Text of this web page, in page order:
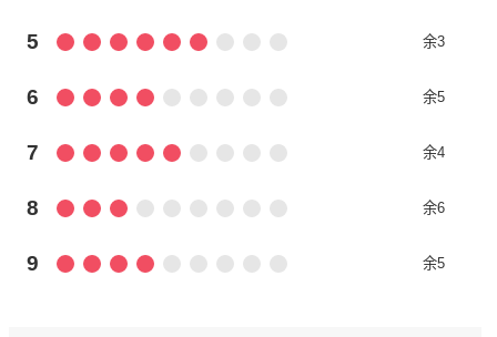
5 余3
6 余5
7 余4
8 余6
9 余5